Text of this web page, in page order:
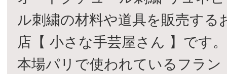
ル刺繍の材料や道具を販売する
店【 小さな手芸屋さん 】です。
本場パリで使われているフラン